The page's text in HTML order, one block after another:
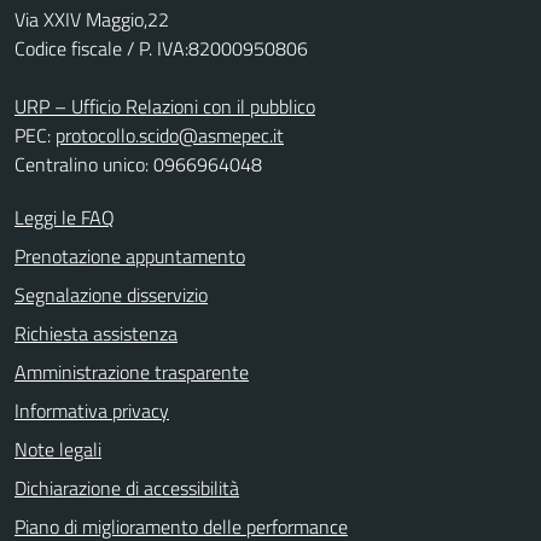
Via XXIV Maggio,22
Codice fiscale / P. IVA:82000950806
URP – Ufficio Relazioni con il pubblico
PEC: protocollo.scido@asmepec.it
Centralino unico: 0966964048
Leggi le FAQ
Prenotazione appuntamento
Segnalazione disservizio
Richiesta assistenza
Amministrazione trasparente
Informativa privacy
Note legali
Dichiarazione di accessibilità
Piano di miglioramento delle performance